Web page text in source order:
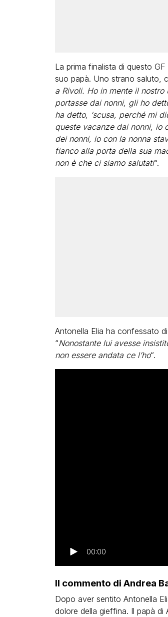
La prima finalista di questo
suo papà. Uno strano saluto,
a Rivoli. Ho in mente il
portasse dai nonni, gli ho
ha detto, ‘scusa, perché mi
queste vacanze dai nonni, io
dei nonni, io con la nonna
fianco alla porta della sua
non è che ci siamo salutati“.
Antonella Elia ha confessato
“Nonostante lui avesse
non essere andata ce l’ho“.
00:00
Il commento di Andrea
Dopo aver sentito Antonella
dolore della gieffina. Il papà di